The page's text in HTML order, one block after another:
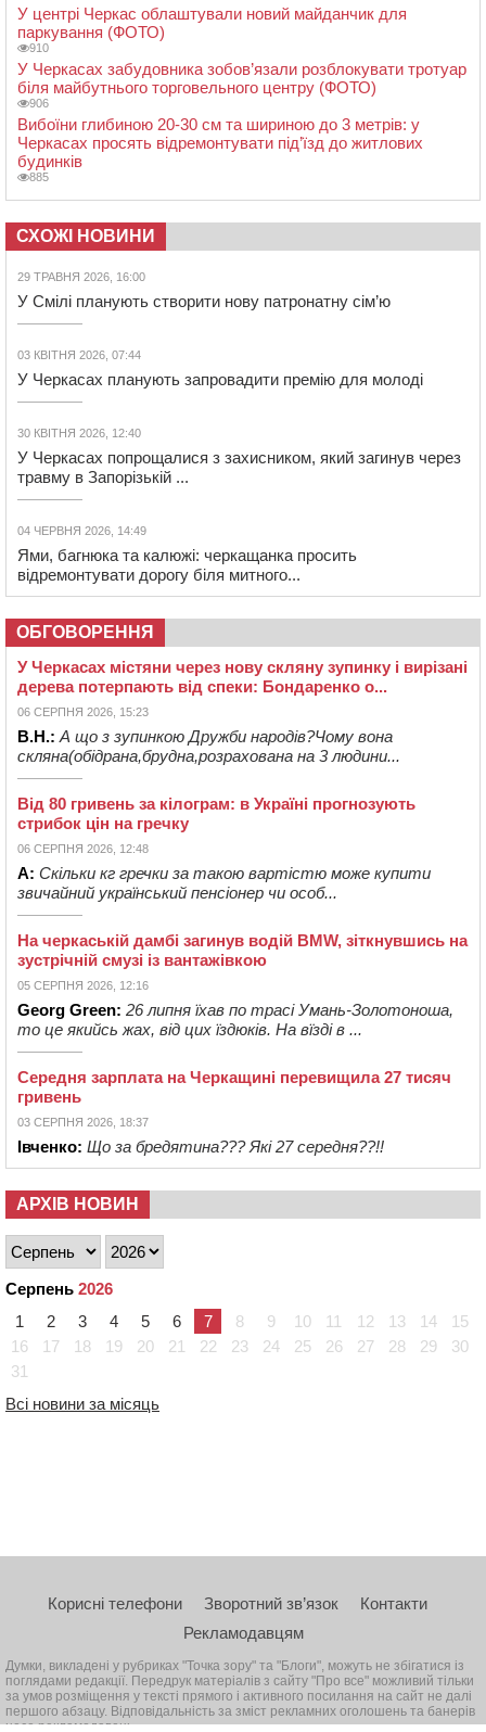
У центрі Черкас облаштували новий майданчик для
паркування (ФОТО)
910
У Черкасах забудовника зобов’язали розблокувати тротуар
біля майбутнього торговельного центру (ФОТО)
906
Вибоїни глибиною 20-30 см та шириною до 3 метрів: у
Черкасах просять відремонтувати під’їзд до житлових
будинків
885
СХОЖІ НОВИНИ
29 ТРАВНЯ 2026, 16:00
У Смілі планують створити нову патронатну сім’ю
03 КВІТНЯ 2026, 07:44
У Черкасах планують запровадити премію для молоді
30 КВІТНЯ 2026, 12:40
У Черкасах попрощалися з захисником, який загинув через
травму в Запорізькій ...
04 ЧЕРВНЯ 2026, 14:49
Ями, багнюка та калюжі: черкащанка просить
відремонтувати дорогу біля митного...
ОБГОВОРЕННЯ
У Черкасах містяни через нову скляну зупинку і вирізані
дерева потерпають від спеки: Бондаренко о...
06 СЕРПНЯ 2026, 15:23
В.Н.: А що з зупинкою Дружби народів?Чому вона
скляна(обідрана,брудна,розрахована на 3 людини...
Від 80 гривень за кілограм: в Україні прогнозують
стрибок цін на гречку
06 СЕРПНЯ 2026, 12:48
А: Скільки кг гречки за такою вартістю може купити
звичайний український пенсіонер чи особ...
На черкаській дамбі загинув водій BMW, зіткнувшись на
зустрічній смузі із вантажівкою
05 СЕРПНЯ 2026, 12:16
Georg Green: 26 липня їхав по трасі Умань-Золотоноша,
то це якийсь жах, від цих їздюків. На вїзді в ...
Середня зарплата на Черкащині перевищила 27 тисяч
гривень
03 СЕРПНЯ 2026, 18:37
Івченко: Що за бредятина??? Які 27 середня??!!
АРХІВ НОВИН
Серпень 2026
1
2 3 4 5 6 7 8 9 10 11 12 13 14
15
16
17 18 19 20 21 22 23 24 25 26 27 28 29
30
31
Всі новини за місяць
Корисні телефони Зворотний зв’язок
Контакти
Рекламодавцям
Думки, викладені у рубриках "Точка зору" та "Блоги", можуть не збігатися із
поглядами редакції. Передрук матеріалів з сайту "Про все" можливий тільки
за умов розміщення у тексті прямого і активного посилання на сайт не далі
першого абзацу. Відповідальність за зміст рекламних оголошень та банерів
несе рекламодавець